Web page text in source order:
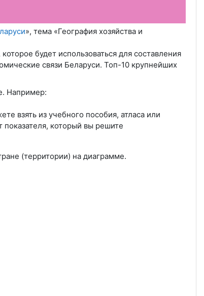
», тема «География хозяйства и
будет использоваться для составления
связи Беларуси. Топ-10 крупнейших
Например:
взять из учебного пособия, атласа или
показателя, который вы решите
(территории) на диаграмме.